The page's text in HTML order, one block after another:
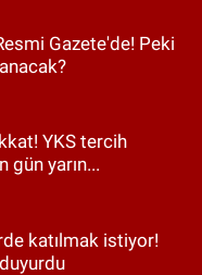
Gazete'de! Peki
YKS tercih
gün yarın...
katılmak istiyor!